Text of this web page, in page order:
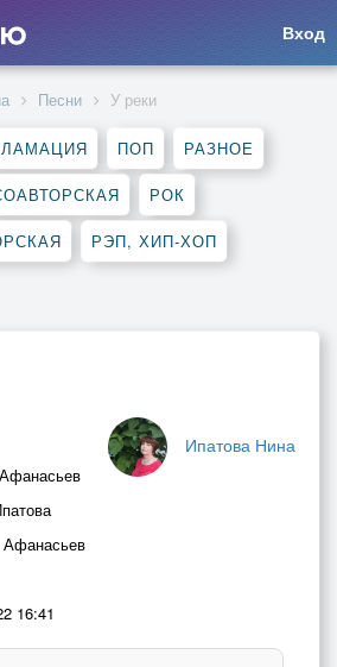
Вход
Песни У реки
ПОП РАЗНОЕ
РОК
РЭП, ХИП-ХОП
Ипатова Нина
Афанасьев
16:41